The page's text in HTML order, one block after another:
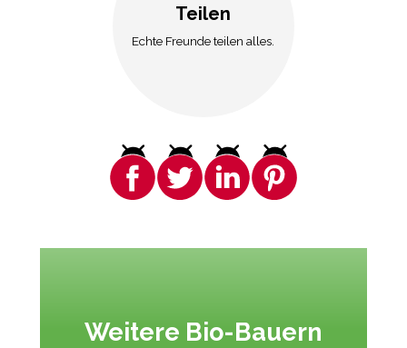
Teilen
Echte Freunde teilen alles.
Weitere Bio-Bauern